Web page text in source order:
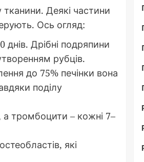
Деякі частини
Ось огляд:
днів. Дрібні подряпини
рубців.
до 75% печінки вона
поділу
а тромбоцити – кожні 7–
які